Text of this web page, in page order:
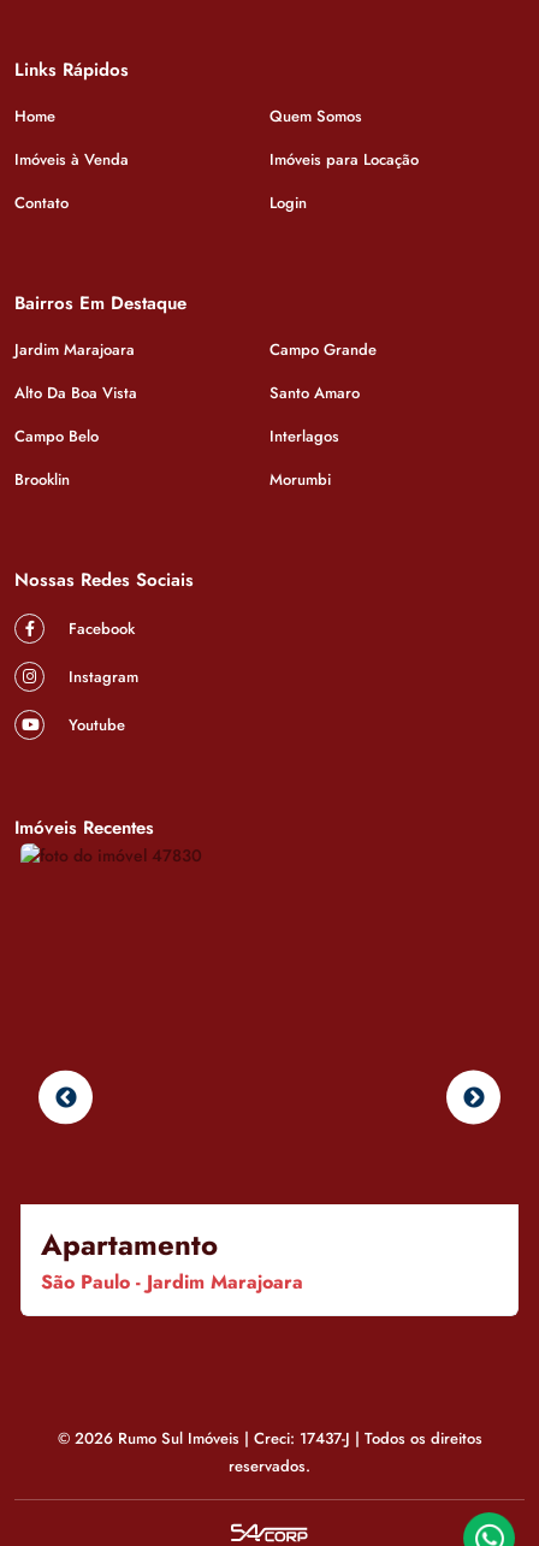
Links Rápidos
Home
Quem Somos
Imóveis à Venda
Imóveis para Locação
Contato
Login
Bairros Em Destaque
Jardim Marajoara
Campo Grande
Alto Da Boa Vista
Santo Amaro
Campo Belo
Interlagos
Brooklin
Morumbi
Nossas Redes Sociais
Facebook
Instagram
Youtube
Imóveis Recentes
Apartamento
São Paulo - Jardim Marajoara
© 2026 Rumo Sul Imóveis | Creci: 17437-J | Todos os direitos
reservados.